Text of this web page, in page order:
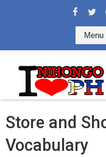
Store and
Vocabulary